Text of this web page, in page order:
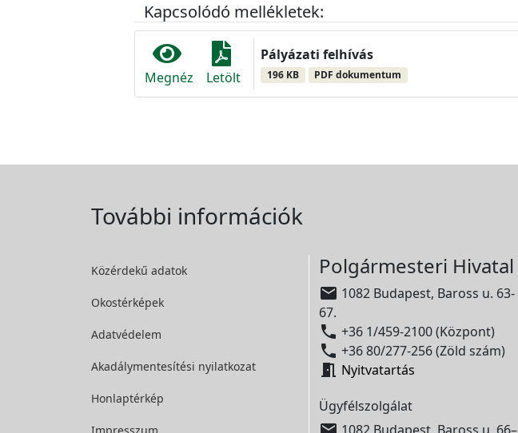
Kapcsolódó mellékletek:
Megnéz Letölt
Pályázati felhívás
196 KB PDF dokumentum
További információk
Közérdekű adatok
Okostérképek
Adatvédelem
Akadálymentesítési nyilatkozat
Honlaptérkép
Polgármesteri Hivatal
 1082 Budapest, Baross u. 63-
67.
 +36 1/459-2100 (Központ)
 +36 80/277-256 (Zöld szám)
 Nyitvatartás
Ügyfélszolgálat